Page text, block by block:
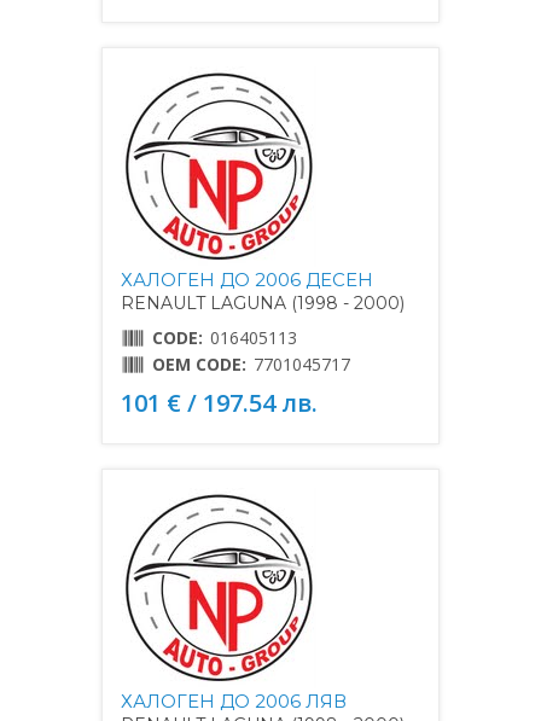
ХАЛОГЕН ДО 2006 ДЕСЕН
RENAULT LAGUNA (1998 - 2000)
CODE: 016405113
OEM CODE: 7701045717
101 € / 197.54 лв.
ХАЛОГЕН ДО 2006 ЛЯВ